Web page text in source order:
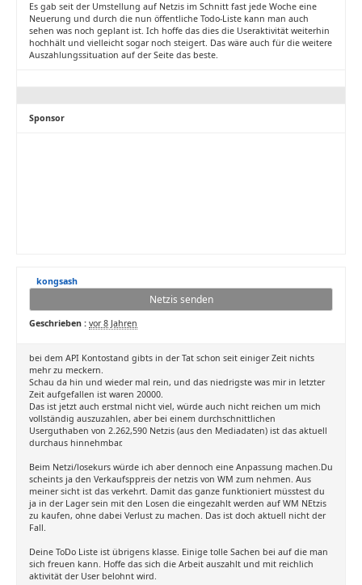
Es gab seit der Umstellung auf Netzis im Schnitt fast jede Woche eine
Neuerung und durch die nun öffentliche Todo-Liste kann man auch
sehen was noch geplant ist. Ich hoffe das dies die Useraktivität weiterhin
hochhält und vielleicht sogar noch steigert. Das wäre auch für die weitere
Auszahlungssituation auf der Seite das beste.
Sponsor
kongsash
Netzis senden
Geschrieben : vor 8 Jahren
bei dem API Kontostand gibts in der Tat schon seit einiger Zeit nichts
mehr zu meckern.
Schau da hin und wieder mal rein, und das niedrigste was mir in letzter
Zeit aufgefallen ist waren 20000.
Das ist jetzt auch erstmal nicht viel, würde auch nicht reichen um mich
vollständig auszuzahlen, aber bei einem durchschnittlichen
Userguthaben von 2.262,590 Netzis (aus den Mediadaten) ist das aktuell
durchaus hinnehmbar.
Beim Netzi/losekurs würde ich aber dennoch eine Anpassung machen.Du
scheints ja den Verkaufsppreis der netzis von WM zum nehmen. Aus
meiner sicht ist das verkehrt. Damit das ganze funktioniert müsstest du
ja in der Lager sein mit den Losen die eingezahlt werden auf WM NEtzis
zu kaufen, ohne dabei Verlust zu machen. Das ist doch aktuell nicht der
Fall.
Deine ToDo Liste ist übrigens klasse. Einige tolle Sachen bei auf die man
sich freuen kann. Hoffe das sich die Arbeit auszahlt und mit reichlich
aktivität der User belohnt wird.